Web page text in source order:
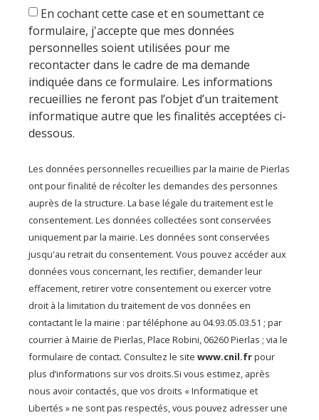
En cochant cette case et en soumettant ce
formulaire, j'accepte que mes données
personnelles soient utilisées pour me
recontacter dans le cadre de ma demande
indiquée dans ce formulaire. Les informations
recueillies ne feront pas l’objet d’un traitement
informatique autre que les finalités acceptées ci-
dessous.
Les données personnelles recueillies par la mairie de Pierlas
ont pour finalité de récolter les demandes des personnes
auprès de la structure. La base légale du traitement est le
consentement. Les données collectées sont conservées
uniquement par la mairie. Les données sont conservées
jusqu'au retrait du consentement. Vous pouvez accéder aux
données vous concernant, les rectifier, demander leur
effacement, retirer votre consentement ou exercer votre
droit à la limitation du traitement de vos données en
contactant le la mairie : par téléphone au 04.93.05.03.51 ; par
courrier à Mairie de Pierlas, Place Robini, 06260 Pierlas ; via le
formulaire de contact. Consultez le site www.cnil.frpour
plus d’informations sur vos droits.Si vous estimez, après
nous avoir contactés, que vos droits « Informatique et
Libertés » ne sont pas respectés, vous pouvez adresser une